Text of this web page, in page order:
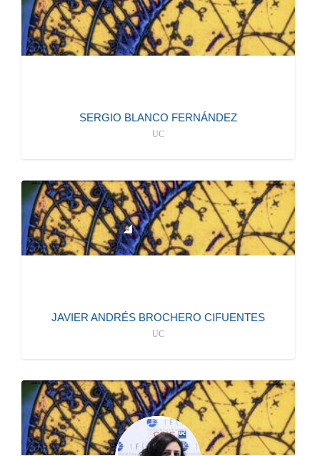
SERGIO BLANCO FERNÁNDEZ
UC
S124
mailto: sblanco@ifca.unican.es
INVESTIGADOR/A
JAVIER ANDRÉS BROCHERO CIFUENTES
UC
942202807
S101
mailto:brochero@ifca.unican.es
CONTRATADO/A DOCTOR
942206712
S104
mailto:calderon@ifca.unican.es
CONTRATADO/A DOCTOR